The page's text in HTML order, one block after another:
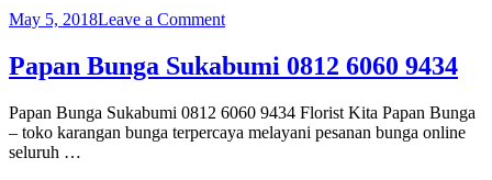
May 5, 2018Leave a Commenton
Bunga
Sukabumi
6060
9434
Papan Bunga Sukabumi 0812 6060 9434
Papan Bunga Sukabumi 0812 6060 9434 Florist Kita Papan Bunga
– toko karangan bunga terpercaya melayani pesanan bunga online
seluruh …